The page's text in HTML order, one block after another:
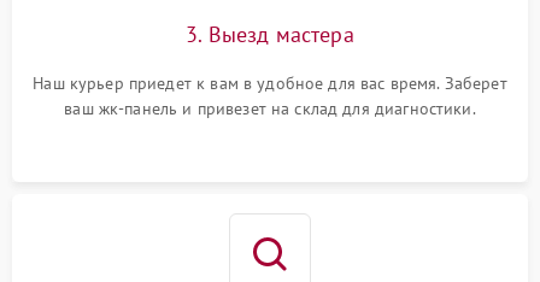
3. Выезд мастера
Наш курьер приедет к вам в удобное для вас время. Заберет
ваш жк-панель и привезет на склад для диагностики.